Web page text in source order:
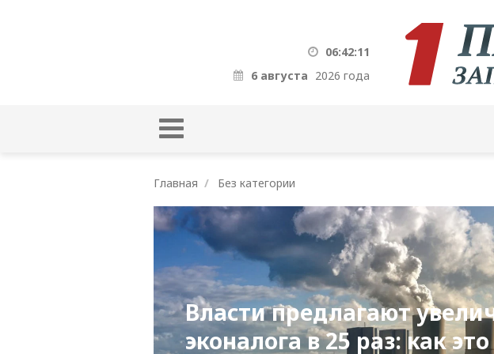
06:42:12
6 августа 2026 года
Главная Без категории
Власти предлагают
эконалога в 25 раз: как